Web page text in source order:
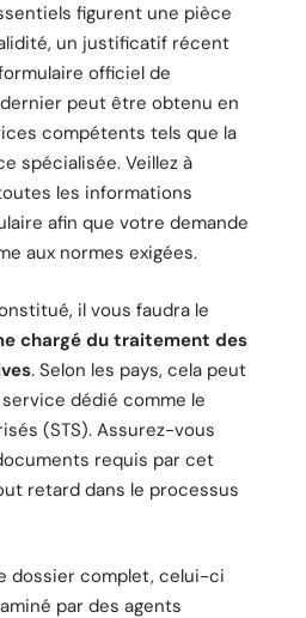
figurent une pièce
un justificatif récent
officiel de
peut être obtenu en
compétents tels que la
spécialisée. Veillez à
les informations
afin que votre demande
aux normes exigées.
il vous faudra le
chargé du traitement des
. Selon les pays, cela peut
dédié comme le
(STS). Assurez-vous
requis par cet
retard dans le processus
dossier complet, celui-ci
par des agents